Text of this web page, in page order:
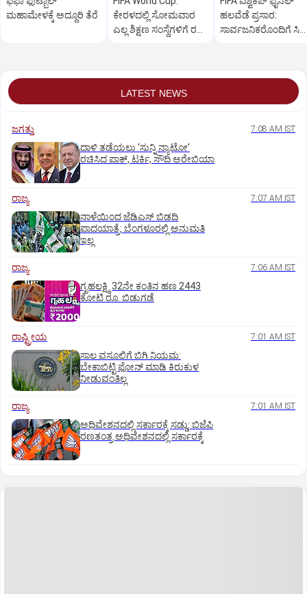
ಮಹಾಮೇಳಕ್ಕೆ ಅದ್ಧೂರಿ ತೆರೆ
ಕೇರಳದಲ್ಲಿ ಸೋಮವಾರ
ಎಲ್ಲ ಶಿಕ್ಷಣ ಸಂಸ್ಥೆಗಳಿಗೆ ರಜೆ
ಹಲವೆಡೆ ಪ್ರಸಾರ:
ಸಾರ್ವಜನಿಕರೊಂದಿಗೆ
LATEST NEWS
ಜಗತ್ತು 7:08 AM IST
ದಾಳಿ ತಡೆಯಲು ‘ಸುನ್ನಿ ನ್ಯಾಟೋ’
ರಚಿಸಿದ ಪಾಕ್‌, ಟರ್ಕಿ, ಸೌದಿ ಅರೇಬಿಯಾ
ರಾಜ್ಯ 7:07 AM IST
ನಾಳೆಯಿಂದ ಜೆಡಿಎಸ್‌ ಬಿಡದಿ
ಪಾದಯಾತ್ರೆ: ಬೆಂಗಳೂರಲ್ಲಿ ಅನುಮತಿ
ಇಲ್ಲ
ರಾಜ್ಯ 7:06 AM IST
ಗೃಹಲಕ್ಷ್ಮಿ 32ನೇ ಕಂತಿನ ಹಣ 2443
ಕೋಟಿ ರೂ. ಬಿಡುಗಡೆ
ರಾಷ್ಟ್ರೀಯ 7:01 AM IST
ಸಾಲ ವಸೂಲಿಗೆ ಬಿಗಿ ನಿಯಮ:
ಬೇಕಾಬಿಟ್ಟಿ ಫೋನ್‌ ಮಾಡಿ ಕಿರುಕುಳ
ನೀಡುವಂತಿಲ್ಲ
ರಾಜ್ಯ 7:01 AM IST
ಅಧಿವೇಶನದಲ್ಲಿ ಸರ್ಕಾರಕ್ಕೆ ಸಡ್ಡು: ಬಿಜೆಪಿ
ರಣತಂತ್ರ ಅಧಿವೇಶನದಲ್ಲಿ ಸರ್ಕಾರಕ್ಕೆ